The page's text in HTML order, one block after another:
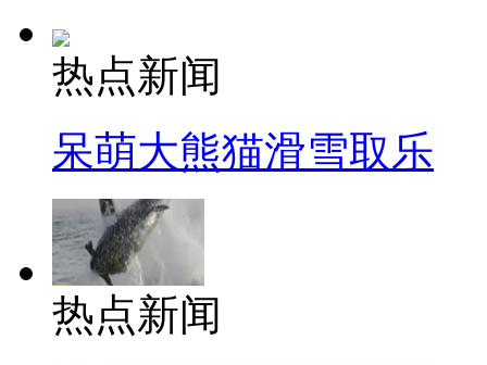
热点新闻
呆萌大熊猫滑雪取乐
热点新闻